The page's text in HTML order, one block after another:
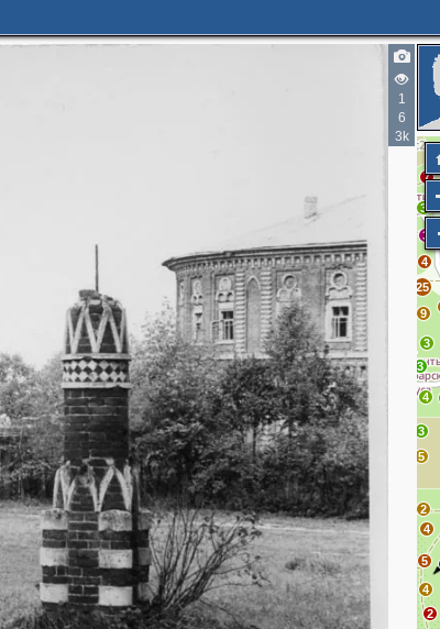
1
6
3k
4
2
5
3
4
3
25
9
3
4
3
18
2
4
7
3
5
4
2
2